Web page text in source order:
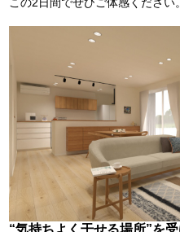
この2日間でぜひご体感ください。
“気持ちよく干せる場所”を